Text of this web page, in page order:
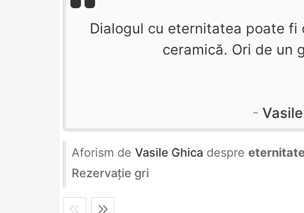
Dialogul cu eternitatea poate
ceramică. Ori de un
Aforism de Vasile Ghica despre eternitate
Rezervaţie gri